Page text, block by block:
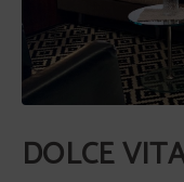
DOLCE